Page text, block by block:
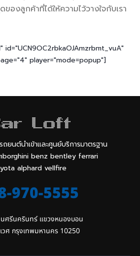
องลูกค้าที่ได้ให้ความไว้วางใจกับเรา
player="mode=popup"]
ยนต์นำเข้าและศูนย์บริการมาตรฐาน
benz bentley ferrari
alphard vellfire
970-5555
ศรีนครินทร์ แขวงหนองบอน
เวศ กรุงเทพมหานคร 10250